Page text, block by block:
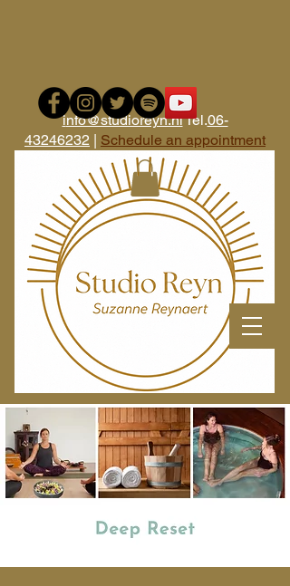
info@studioreyn.nlTel.06-
43246232 | Schedule an appointment